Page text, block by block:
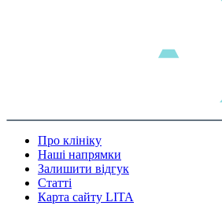
Про клініку
Наші напрямки
Залишити відгук
Статті
Карта сайту LITA